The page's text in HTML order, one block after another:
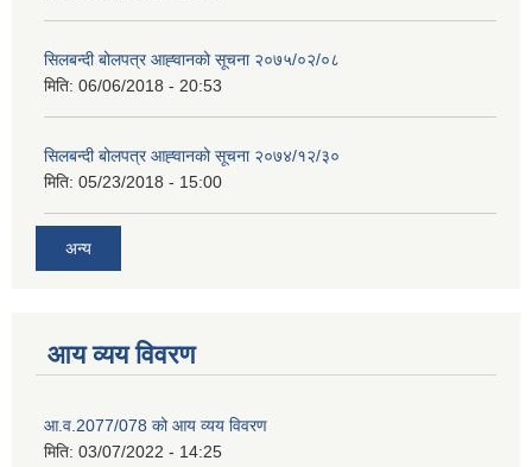
सिलबन्दी बोलपत्र आह्‍वानको सूचना २०७५/०२/०८
मिति: 06/06/2018 - 20:53
सिलबन्दी बोलपत्र आह्‍वानको सूचना २०७४/१२/३०
मिति: 05/23/2018 - 15:00
अन्य
आय व्यय विवरण
आ.व.2077/078 को आय व्यय विवरण
मिति: 03/07/2022 - 14:25